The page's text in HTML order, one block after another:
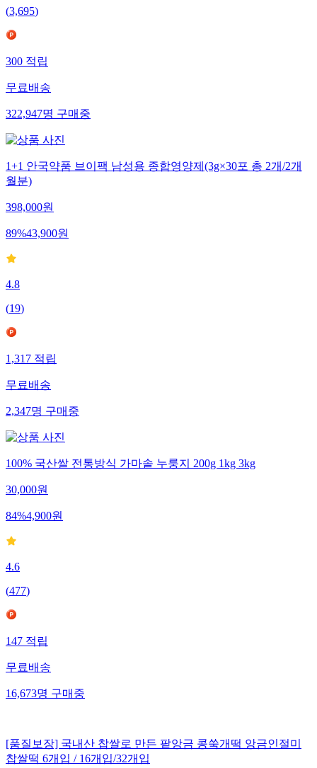
(3,695)
300적립
무료배송
322,947명구매중
1+1 안국약품 브이팩 남성용 종합영양제(3g×30포 총 2개/2개
월분)
398,000원
89%43,900원
4.8
(19)
1,317적립
무료배송
2,347명구매중
100% 국산쌀 전통방식 가마솥 누룽지 200g 1kg 3kg
30,000원
84%4,900원
4.6
(477)
147적립
무료배송
16,673명구매중
[품질보장] 국내산 찹쌀로 만든 팥앙금 콩쑥개떡 앙금인절미
찹쌀떡 6개입 / 16개입/32개입